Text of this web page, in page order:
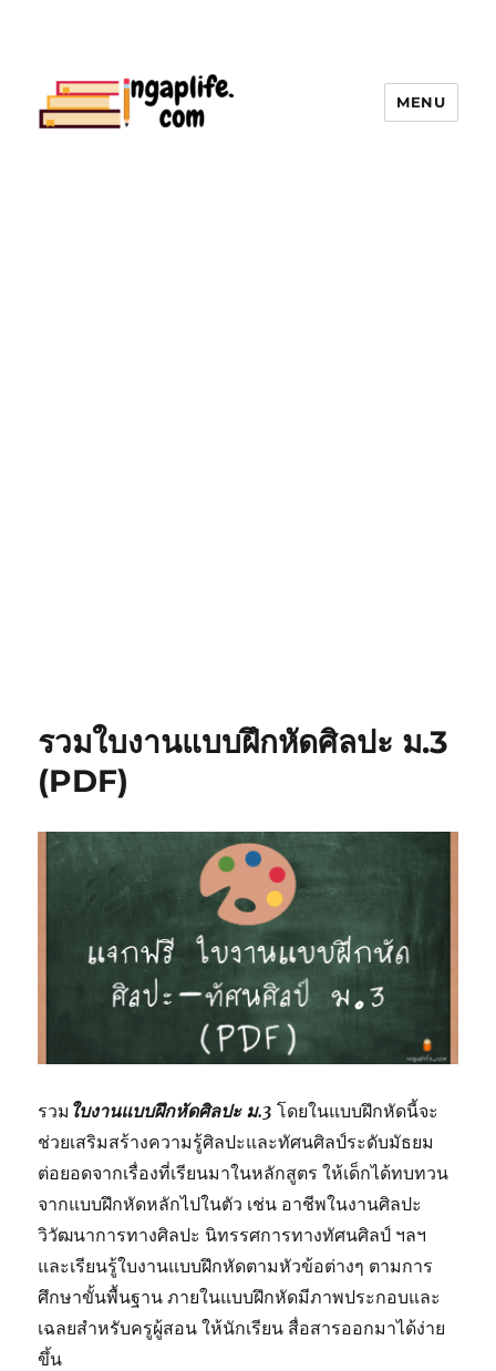
MENU
รวมใบงานแบบฝึกหัดศิลปะ ม.3
(PDF)
รวม ใบงานแบบฝึกหัดศิลปะ ม.3โดยในแบบฝึกหัดนี้จะ
ช่วยเสริมสร้างความรู้ศิลปะและทัศนศิลป์ระดับมัธยม
ต่อยอดจากเรื่องที่เรียนมาในหลักสูตร ให้เด็กได้ทบทวน
จากแบบฝึกหัดหลักไปในตัว เช่น อาชีพในงานศิลปะ
วิวัฒนาการทางศิลปะ นิทรรศการทางทัศนศิลป์ ฯลฯ
และเรียนรู้ใบงานแบบฝึกหัดตามหัวข้อต่างๆ ตามการ
ศึกษาขั้นพื้นฐาน ภายในแบบฝึกหัดมีภาพประกอบและ
เฉลยสำหรับครูผู้สอน ให้นักเรียน สื่อสารออกมาได้ง่าย
ขึ้น